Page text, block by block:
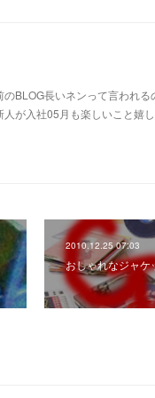
BLOG長いネンって言われる
が入社05月も楽しいこと嬉
2010.12.25 07:03
おしゃれなジャケ